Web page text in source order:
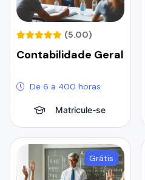
(5.00)
Contabilidade Geral
De 6 a 400 horas
Matricule-se
Grátis